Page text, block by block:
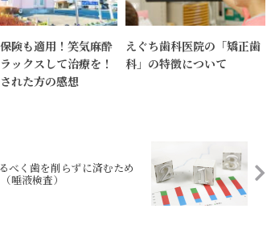
険も適用！笑気麻酔
ックスして治療を！
れた方の感想
えぐち歯科医院の「矯正歯
科」の特徴について
べく歯を削らずに済むため
唾液検査）